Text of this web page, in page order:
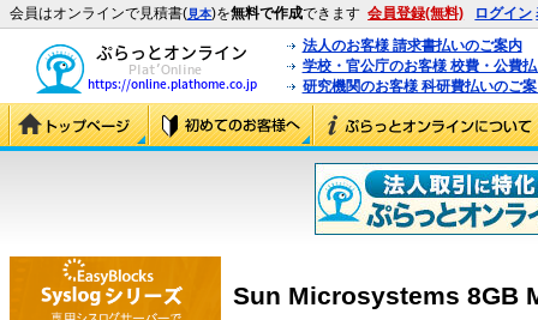
会員はオンラインで見積書(見本)を無料で作成できます 会員登録(無料) ログイン
法人のお客様 請求書払いのご案内
学校・官公庁のお客様 校費・公費
研究機関のお客様 科研費払いのご
Sun Microsystems 8GB